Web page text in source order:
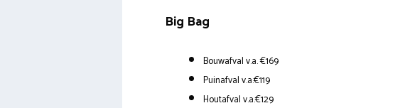
Big Bag
Bouwafval v.a. €169
Puinafval v.a.€119
Houtafval v.a.€129